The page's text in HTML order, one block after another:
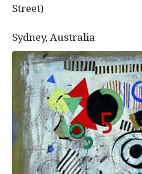
Street)
Sydney, Australia